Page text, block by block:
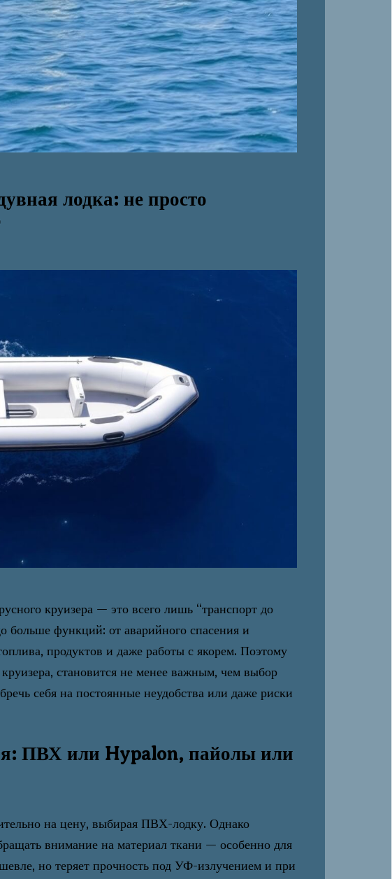
лодка: не просто
круизера — это всего лишь “транспорт до
больше функций: от аварийного спасения и
продуктов и даже работы с якорем. Поэтому
становится не менее важным, чем выбор
себя на постоянные неудобства или даже риски
ПВХ или Hypalon, пайолы или
на цену, выбирая ПВХ-лодку. Однако
внимание на материал ткани — особенно для
но теряет прочность под УФ-излучением и при